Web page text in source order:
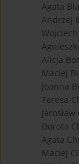
Agata
Andrzej
Alicja
Maciej
Joanna
Teresa
Dorota
Agata
Maciej